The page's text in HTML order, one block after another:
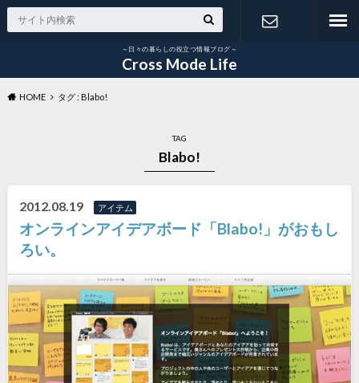
～日々の暮らしの役立つ情報ブログ～
Cross Mode Life
HOME タグ : Blabo!
TAG
Blabo!
2012.08.19 アイテム
オンラインアイデアボード「Blabo!」がおもし
ろい。